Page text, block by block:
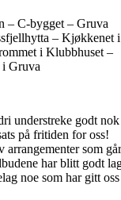
– C-bygget – Gruva
– Kjøkkenet i
i Klubbhuset –
i Gruva
understreke godt nok
på fritiden for oss!
som går
har blitt godt
noe som har gitt oss